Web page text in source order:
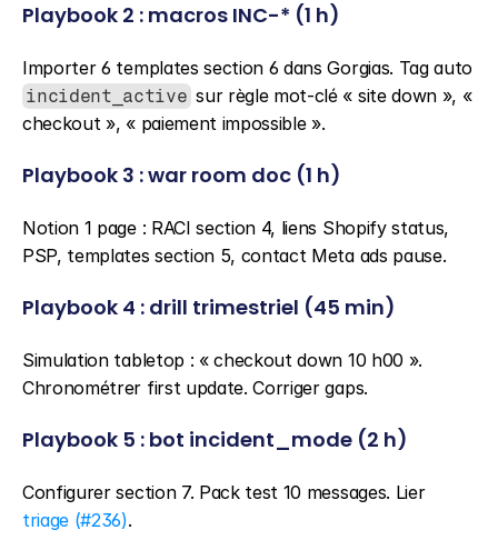
Playbook 2 : macros INC-* (1 h)
incident_active sur règle mot-clé « site down », «
checkout », « paiement impossible ».
Playbook 3 : war room doc (1 h)
Notion 1 page : RACI section 4, liens Shopify status,
PSP, templates section 5, contact Meta ads pause.
Playbook 4 : drill trimestriel (45 min)
Simulation tabletop : « checkout down 10 h00 ».
Chronométrer first update. Corriger gaps.
Playbook 5 : bot incident_mode (2 h)
Configurer section 7. Pack test 10 messages. Lier
triage (#236).